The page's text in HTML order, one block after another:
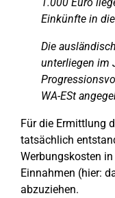
Einkünfte in
Die
unterliegen im
WA-ESt
Für die Ermittlung
tatsächlich
Werbungskosten
Einnahmen (hier:
abzuziehen.